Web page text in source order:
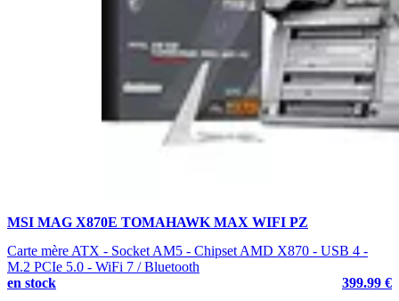
MSI MAG X870E TOMAHAWK MAX WIFI PZ
Carte mère ATX - Socket AM5 - Chipset AMD X870 - USB 4 -
M.2 PCIe 5.0 - WiFi 7 / Bluetooth
en stock
399.99 €